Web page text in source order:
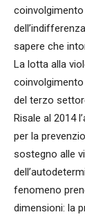
sapere che
La lotta alla
coinvolgimento
del terzo
Risale al 2014
per la
sostegno alle
fenomeno
dimensioni: la